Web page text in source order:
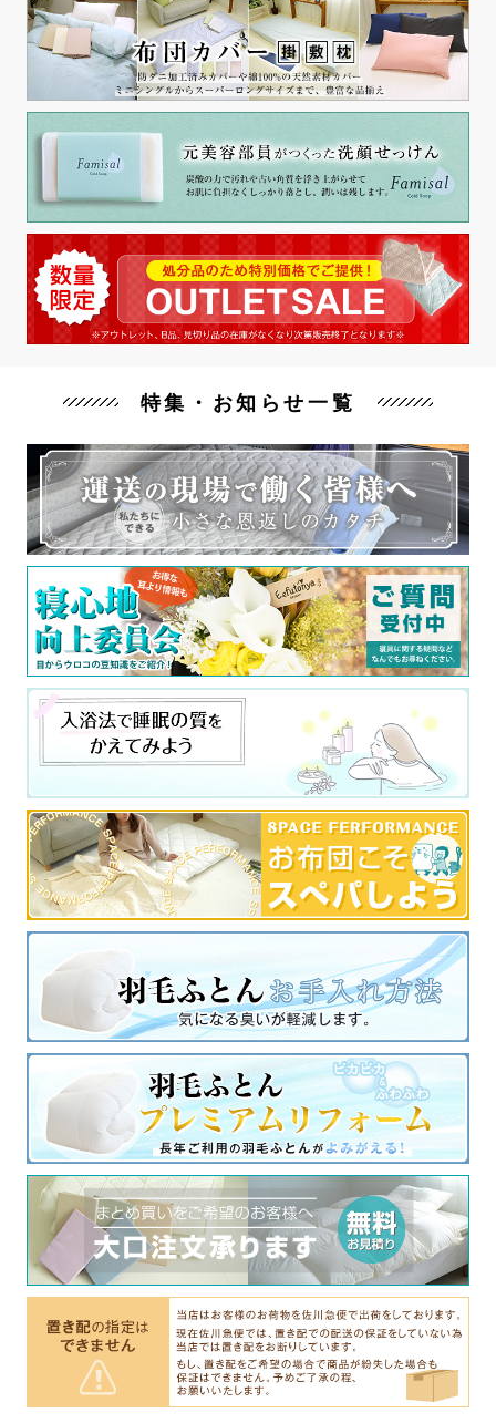
特集・お知らせ一覧